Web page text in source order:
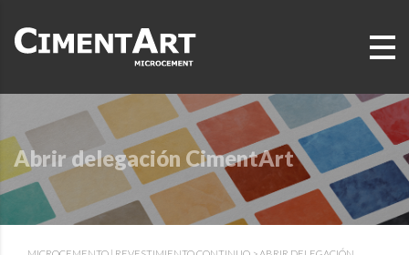
Abrir delegación CimentArt